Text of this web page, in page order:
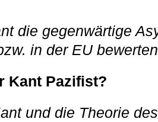
die gegenwärtige
in der EU
Kant Pazifist?
und die Theorie